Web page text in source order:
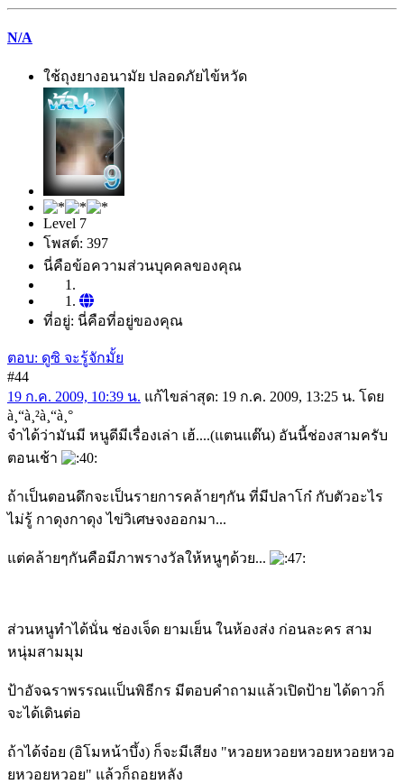
N/A
ใช้ถุงยางอนามัย ปลอดภัยไข้หวัด
Level 7
โพสต์: 397
นี่คือข้อความส่วนบุคคลของคุณ
ที่อยู่: นี่คือที่อยู่ของคุณ
ตอบ: ดูซิ จะรู้จักมั้ย
#44
19 ก.ค. 2009, 10:39 น. แก้ไขล่าสุด: 19 ก.ค. 2009, 13:25 น. โดย
à¸“à¸²à¸“à¸°
จำได้ว่ามันมี หนูดีมีเรื่องเล่า เฮ้....(แตนแต๊น) อันนี้ช่องสามครับ
ตอนเช้า
ถ้าเป็นตอนดึกจะเป็นรายการคล้ายๆกัน ที่มีปลาโก๋ กับตัวอะไร
ไม่รู้ กาดุงกาดุง ไข่วิเศษจงออกมา...
แต่คล้ายๆกันคือมีภาพรางวัลให้หนูๆด้วย...
ส่วนหนูทำได้นั่น ช่องเจ็ด ยามเย็น ในห้องส่ง ก่อนละคร สาม
หนุ่มสามมุม
ป้าอัจฉราพรรณเเป็นพิธีกร มีตอบคำถามแล้วเปิดป้าย ได้ดาวก็
จะได้เดินต่อ
ถ้าได้จ๋อย (อิโมหน้าบึ้ง) ก็จะมีเสียง "หวอยหวอยหวอยหวอยหวอ
ยหวอยหวอย" แล้วก็ถอยหลัง